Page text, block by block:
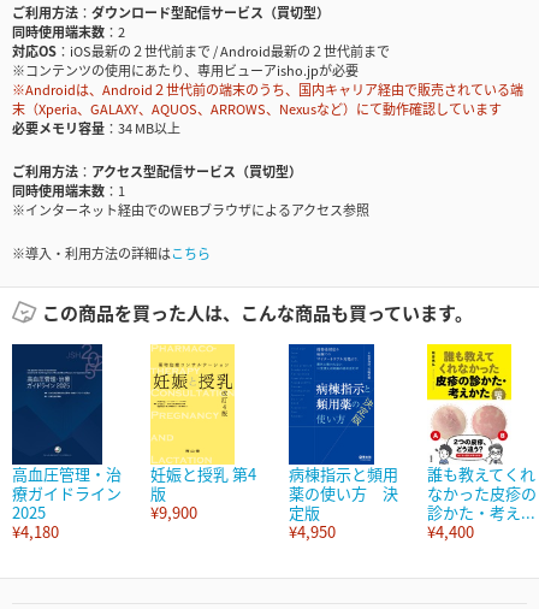
ご利用方法
ダウンロード型配信サービス（買切型）
同時使用端末数
2
対応OS
iOS最新の２世代前まで / Android最新の２世代前まで
※コンテンツの使用にあたり、専用ビューアisho.jpが必要
※Androidは、Android２世代前の端末のうち、国内キャリア経由で販売されている端
末（Xperia、GALAXY、AQUOS、ARROWS、Nexusなど）にて動作確認しています
必要メモリ容量
34 MB以上
ご利用方法
アクセス型配信サービス（買切型）
同時使用端末数
1
※インターネット経由でのWEBブラウザによるアクセス参照
※導入・利用方法の詳細はこちら
この商品を買った人は、こんな商品も買っています。
高血圧管理・治
療ガイドライン
2025
¥4,180
妊娠と授乳 第4
版
¥9,900
病棟指示と頻用
薬の使い方 決
定版
¥4,950
誰も教えてくれ
なかった皮疹の
診かた・考え...
¥4,400